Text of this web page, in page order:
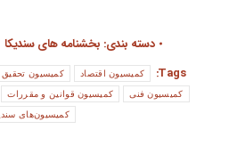
دسته بندی: بخشنامه های سندیکا
Tags:
کمیسیون اقتصاد کمیسیون
کمیسیون فنی کمیسیون قوانین و مقررات
کمیسیون‌های